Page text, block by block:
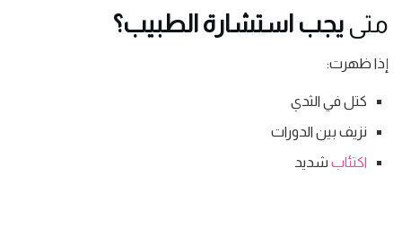
متى يجب استشارة الطبيب؟
إذا ظهرت:
كتل في الثدي
نزيف بين الدورات
اكتئاب شديد